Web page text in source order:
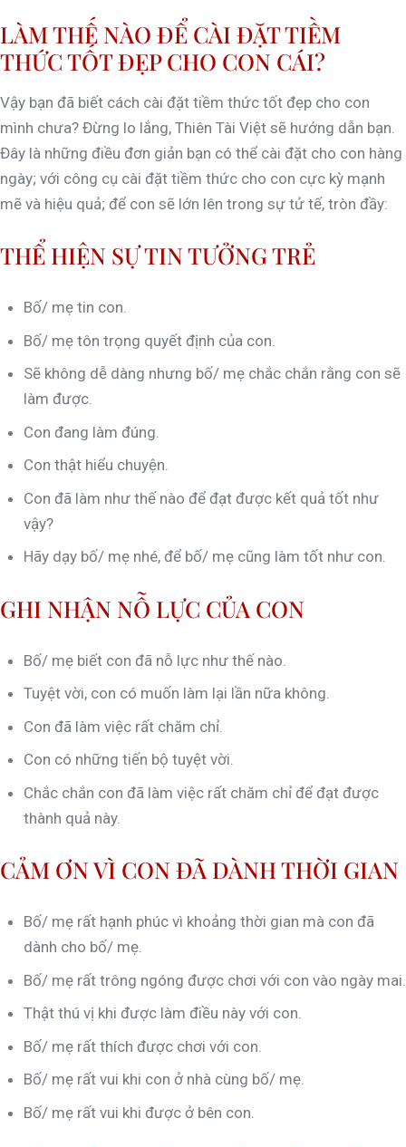
LÀM THẾ NÀO ĐỂ CÀI ĐẶT TIỀM
THỨC TỐT ĐẸP CHO CON CÁI?
Vậy bạn đã biết cách cài đặt tiềm thức tốt đẹp cho con
mình chưa? Đừng lo lắng, Thiên Tài Việt sẽ hướng dẫn bạn.
Đây là những điều đơn giản bạn có thể cài đặt cho con hàng
ngày; với công cụ cài đặt tiềm thức cho con cực kỳ mạnh
mẽ và hiệu quả; để con sẽ lớn lên trong sự tử tế, tròn đầy:
THỂ HIỆN SỰ TIN TƯỞNG TRẺ
Bố/ mẹ tin con.
Bố/ mẹ tôn trọng quyết định của con.
Sẽ không dễ dàng nhưng bố/ mẹ chắc chắn rằng con sẽ
làm được.
Con đang làm đúng.
Con thật hiểu chuyện.
Con đã làm như thế nào để đạt được kết quả tốt như
vậy?
Hãy dạy bố/ mẹ nhé, để bố/ mẹ cũng làm tốt như con.
GHI NHẬN NỖ LỰC CỦA CON
Bố/ mẹ biết con đã nỗ lực như thế nào.
Tuyệt vời, con có muốn làm lại lần nữa không.
Con đã làm việc rất chăm chỉ.
Con có những tiến bộ tuyệt vời.
Chắc chắn con đã làm việc rất chăm chỉ để đạt được
thành quả này.
CẢM ƠN VÌ CON ĐÃ DÀNH THỜI GIAN
Bố/ mẹ rất hạnh phúc vì khoảng thời gian mà con đã
dành cho bố/ mẹ.
Bố/ mẹ rất trông ngóng được chơi với con vào ngày mai.
Thật thú vị khi được làm điều này với con.
Bố/ mẹ rất thích được chơi với con.
Bố/ mẹ rất vui khi con ở nhà cùng bố/ mẹ.
Bố/ mẹ rất vui khi được ở bên con.